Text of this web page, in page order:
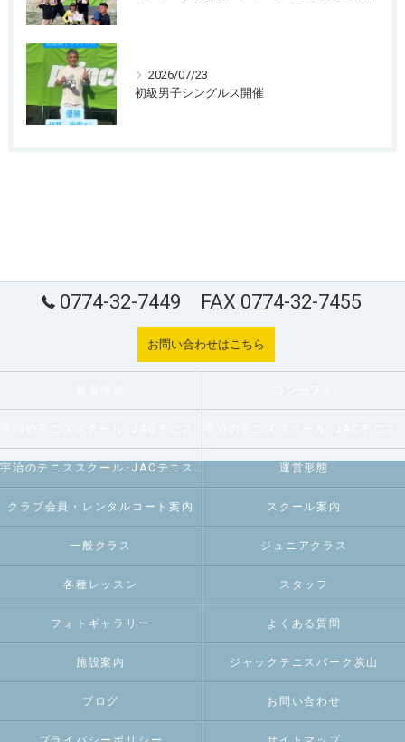
2026/07/23
初級男子シングルス開催
0774-32-7449 FAX 0774-32-7455
お問い合わせはこちら
宇治のテニススクール･JACテニスパーク炭山のお客様の声 運営形態
クラブ会員・レンタルコート案内 スクール案内
一般クラス ジュニアクラス
各種レッスン スタッフ
フォトギャラリー よくある質問
施設案内 ジャックテニスパーク炭山
ブログ お問い合わせ